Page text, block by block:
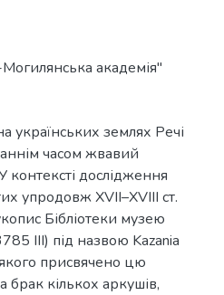
академія"
українських землях Речі
часом жвавий
контексті дослідження
упродовж XVII–XVIII ст.
Бібліотеки музею
III) під назвою Kazania
присвячено цю
кількох аркушів,